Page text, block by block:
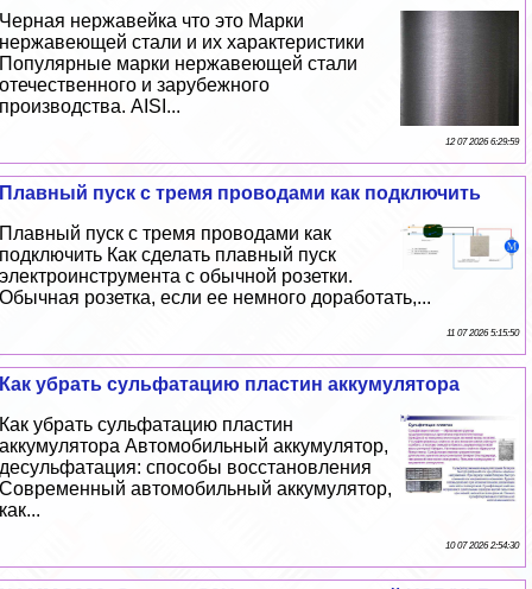
Черная нержавейка что это Марки
нержавеющей стали и их хаpaктеристики
Популярные марки нержавеющей стали
отечественного и зарубежного
производства. AISI...
12 07 2026 6:29:59
Плавный пуск с тремя проводами как подключить
Плавный пуск с тремя проводами как
подключить Как сделать плавный пуск
электроинструмента с обычной розетки.
Обычная розетка, если ее немного доработать,...
11 07 2026 5:15:50
Как убрать сульфатацию пластин аккумулятора
Как убрать сульфатацию пластин
аккумулятора Автомобильный аккумулятор,
десульфатация: способы восстановления
Современный автомобильный аккумулятор,
как...
10 07 2026 2:54:30